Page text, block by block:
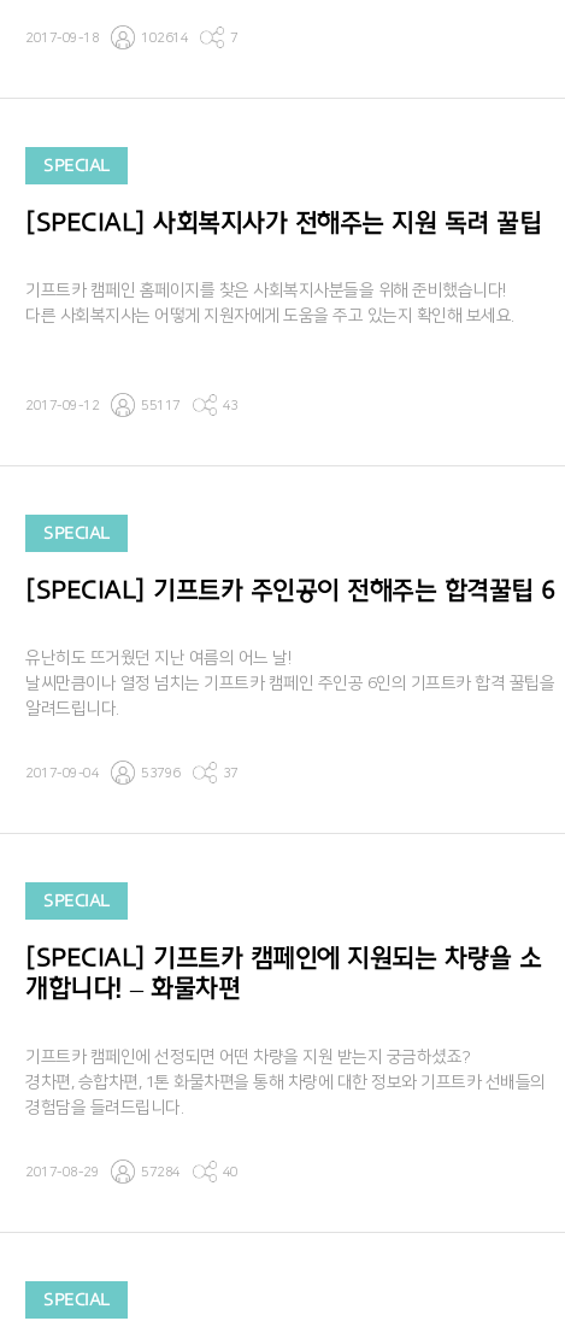
2017-09-18 102614 7
SPECIAL
[SPECIAL] 사회복지사가 전해주는 지원 독려 꿀팁
기프트카 캠페인 홈페이지를 찾은 사회복지사분들을 위해 준비했습니다!
다른 사회복지사는 어떻게 지원자에게 도움을 주고 있는지 확인해 보세요.
2017-09-12 55117 43
SPECIAL
[SPECIAL] 기프트카 주인공이 전해주는 합격꿀팁 6
유난히도 뜨거웠던 지난 여름의 어느 날!
날씨만큼이나 열정 넘치는 기프트카 캠페인 주인공 6인의 기프트카 합격 꿀팁을
알려드립니다.
2017-09-04 53796 37
SPECIAL
[SPECIAL] 기프트카 캠페인에 지원되는 차량을 소
개합니다! – 화물차편
기프트카 캠페인에 선정되면 어떤 차량을 지원 받는지 궁금하셨죠?
경차편, 승합차편, 1톤 화물차편을 통해 차량에 대한 정보와 기프트카 선배들의
경험담을 들려드립니다.
2017-08-29 57284 40
SPECIAL